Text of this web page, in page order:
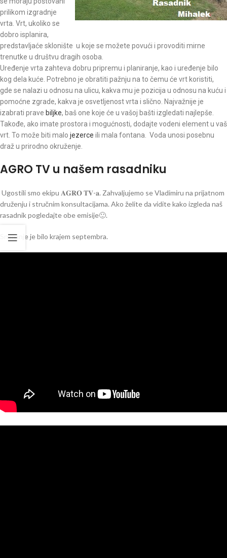
prilikom izgradnje
vrta. Vrt, ukoliko se
dobro isplanira,
predstavljaće sklonište u koje se možete povući i provoditi mirne
trenutke u društvu dragih osoba.
Uređenje vrta zahteva dobru pripremu i planiranje, kao i uređenje bilo
kog dela kuće. Potrebno je obratiti pažnju na to čemu će vrt koristiti,
gde se nalazi u odnosu na ulicu, kakva mu je pozicija u odnosu na kuću i
pomoćne zgrade, kakva je osvetljenost vrta i slično. Najvažnije je
izabrati prave biljke, baš one koje će u vašoj bašti izgledati najlepše.
Takođe, ako imate prostora i mogućnosti, dodajte vodeni element u vaš
vrt. To može biti malo jezerce ili mala fontana. Voda unosi posebnu
draž u prirodno okruženje.
AGRO TV u našem rasadniku
Ugostili smo ekipu 𝐀𝐆𝐑𝐎 𝐓𝐕-𝐚. Zahvaljujemo se Vladimiru na prijatnom
druženju i stručnim konsultacijama. Ako želite da vidite kako izgleda naš
rasadnik pogledajte obe emisije🙂.
Snimanje je bilo krajem septembra.